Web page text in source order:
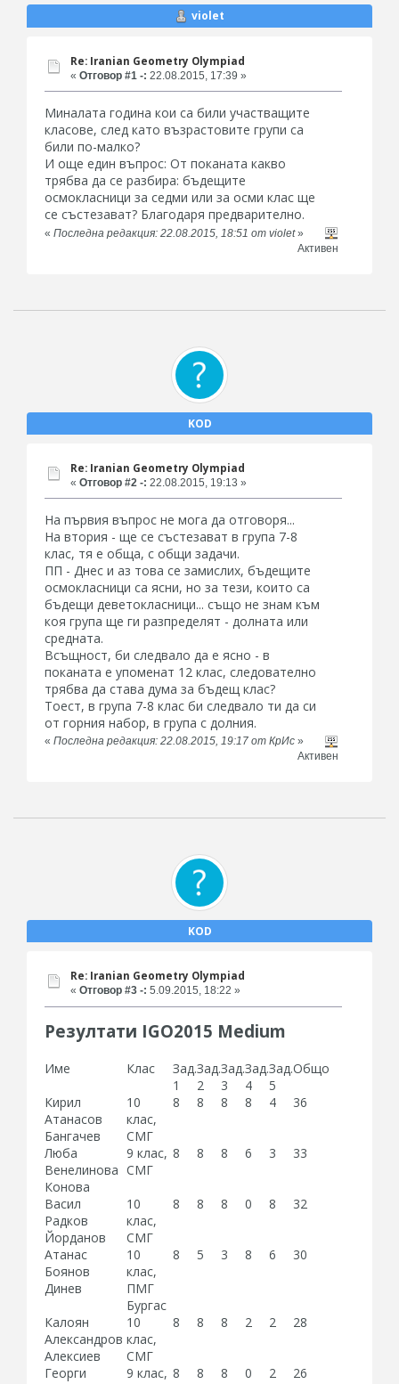
violet
Re: Iranian Geometry Olympiad
« Отговор #1 -: 22.08.2015, 17:39 »
Миналата година кои са били участващите
класове, след като възрастовите групи са
били по-малко?
И още един въпрос: От поканата какво
трябва да се разбира: бъдещите
осмокласници за седми или за осми клас ще
се състезават? Благодаря предварително.
« Последна редакция: 22.08.2015, 18:51 от violet»
Активен
KOD
Re: Iranian Geometry Olympiad
« Отговор #2 -: 22.08.2015, 19:13 »
На първия въпрос не мога да отговоря...
На втория - ще се състезават в група 7-8
клас, тя е обща, с общи задачи.
ПП - Днес и аз това се замислих, бъдещите
осмокласници са ясни, но за тези, които са
бъдещи деветокласници... също не знам към
коя група ще ги разпределят - долната или
средната.
Всъщност, би следвало да е ясно - в
поканата е упоменат 12 клас, следователно
трябва да става дума за бъдещ клас?
Тоест, в група 7-8 клас би следвало ти да си
от горния набор, в група с долния.
« Последна редакция: 22.08.2015, 19:17 от КрИс »
Активен
KOD
Re: Iranian Geometry Olympiad
« Отговор #3 -: 5.09.2015, 18:22 »
Резултати IGO2015 Medium
Име Клас
Зад.
1
Зад.
2
Зад.
3
Зад.
4
Зад.
5
Общо
Кирил
Атанасов
Бангачев
10
клас,
СМГ
8 8 8 8 4 36
Люба
Венелинова
Конова
9 клас,
СМГ
8 8 8 6 3 33
Васил
Радков
Йорданов
10
клас,
СМГ
8 8 8 0 8 32
Атанас
Боянов
Динев
10
клас,
ПМГ
Бургас
8 5 3 8 6 30
Калоян
Александров
Алексиев
10
клас,
СМГ
8 8 8 2 2 28
Георги
9 клас, 8 8 8 0 2 26